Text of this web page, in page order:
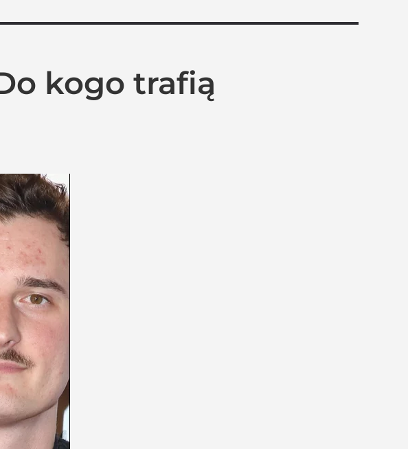
kogo trafią